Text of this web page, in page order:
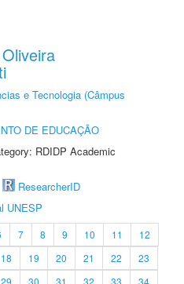
e Tecnologia (Câmpus
DE EDUCAÇÃO
RDIDP Academic
ResearcherID
UNESP
7 8 9 10 11
12
18 19 20 21 22
23
29 30 31 32 33
34